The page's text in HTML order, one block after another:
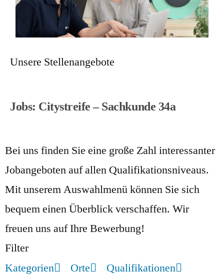
Unsere Stellenangebote
Jobs: Citystreife – Sachkunde 34a
Bei uns finden Sie eine große Zahl interessanter
Jobangeboten auf allen Qualifikationsniveaus.
Mit unserem Auswahlmenü können Sie sich
bequem einen Überblick verschaffen. Wir
freuen uns auf Ihre Bewerbung!
Filter
Kategorien
Orte
Qualifikationen